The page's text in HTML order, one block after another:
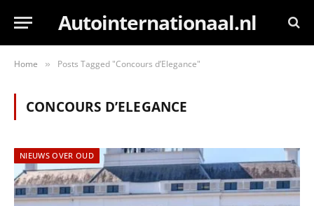
Autointernationaal.nl
Home » Posts Tagged "Concours d’Elegance"
CONCOURS D’ELEGANCE
NIEUWS OVER OUD